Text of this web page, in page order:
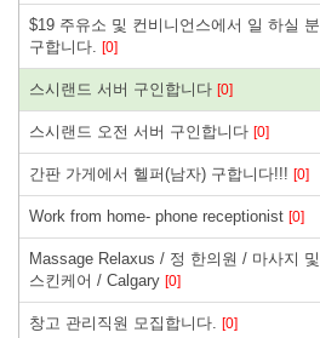
$19 주유소 및 컨비니언스에서 일 하실 분
구합니다. [0]
스시랜드 서버 구인합니다 [0]
스시랜드 오전 서버 구인합니다 [0]
간판 가게에서 헬퍼(남자) 구합니다!!! [0]
Work from home- phone receptionist [0]
Massage Relaxus / 정 한의원 / 마사지 및
스킨케어 / Calgary [0]
창고 관리직원 모집합니다. [0]